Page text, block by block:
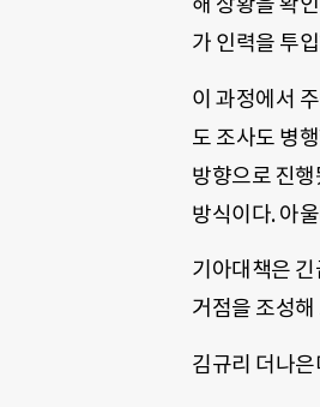
가 인력을 투
이 과정에서
도 조사도 병
방향으로 진
방식이다. 아
기아대책은
거점을 조성
김규리 더나